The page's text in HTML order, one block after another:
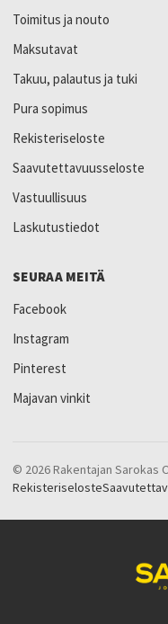
Toimitus ja nouto
Maksutavat
Takuu, palautus ja tuki
Pura sopimus
Rekisteriseloste
Saavutettavuusseloste
Vastuullisuus
Laskutustiedot
SEURAA MEITÄ
Facebook
Instagram
Pinterest
Majavan vinkit
© 2026 Rakentajan Sarokas
Rekisteriseloste